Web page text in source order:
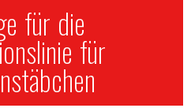
für die
für